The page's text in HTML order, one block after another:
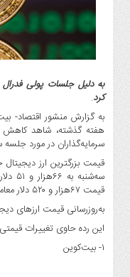
و
پتروشیمی
صنعت
و
خودرو
استارت
آپ
و
فن
آوری
بانک
،
بیمه
و
ارز
دیجیتال
کرد.
به گزارش منشور اقتصاد-
سرمایه‌گذاران در مورد
قیمت ۶۷هزار و ۵۲۰ دلار معامله شد که کاهش روزانه آن ۲.۸ درصد بود.
به‌روزرسانی قیمت ارزهای
این رده حاوی تغییرات قیمتی ۱۰ ارز دیجیتالی بزرگ از نظر ارزش بازار است.
۱- بیت‌کوین